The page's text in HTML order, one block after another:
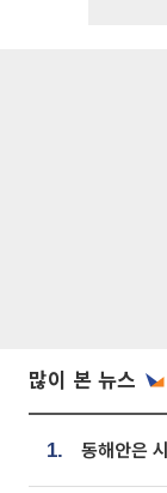
많이 본 뉴스
1.